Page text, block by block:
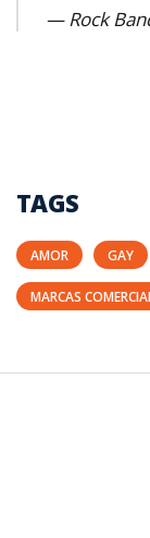
— Rock
TAGS
AMOR GAY
MARCAS